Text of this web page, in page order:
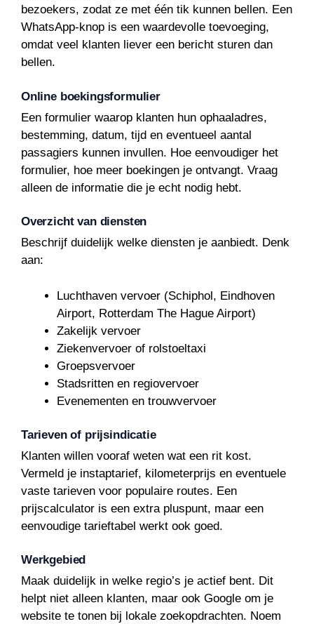
bezoekers, zodat ze met één tik kunnen bellen. Een
WhatsApp-knop is een waardevolle toevoeging,
omdat veel klanten liever een bericht sturen dan
bellen.
Online boekingsformulier
Een formulier waarop klanten hun ophaaladres,
bestemming, datum, tijd en eventueel aantal
passagiers kunnen invullen. Hoe eenvoudiger het
formulier, hoe meer boekingen je ontvangt. Vraag
alleen de informatie die je echt nodig hebt.
Overzicht van diensten
Beschrijf duidelijk welke diensten je aanbiedt. Denk
aan:
Luchthaven vervoer (Schiphol, Eindhoven
Airport, Rotterdam The Hague Airport)
Zakelijk vervoer
Ziekenvervoer of rolstoeltaxi
Groepsvervoer
Stadsritten en regiovervoer
Evenementen en trouwvervoer
Tarieven of prijsindicatie
Klanten willen vooraf weten wat een rit kost.
Vermeld je instaptarief, kilometerprijs en eventuele
vaste tarieven voor populaire routes. Een
prijscalculator is een extra pluspunt, maar een
eenvoudige tarieftabel werkt ook goed.
Werkgebied
Maak duidelijk in welke regio’s je actief bent. Dit
helpt niet alleen klanten, maar ook Google om je
website te tonen bij lokale zoekopdrachten. Noem